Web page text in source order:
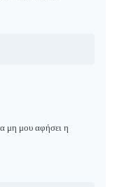
μη μου αφήσει η